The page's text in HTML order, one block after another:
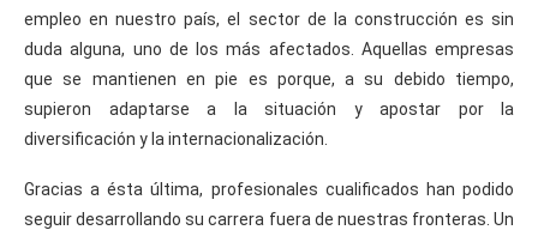
empleo en nuestro país, el sector de la construcción es sin
duda alguna, uno de los más afectados. Aquellas empresas
que se mantienen en pie es porque, a su debido tiempo,
supieron adaptarse a la situación y apostar por la
diversificación y la internacionalización.
Gracias a ésta última, profesionales cualificados han podido
seguir desarrollando su carrera fuera de nuestras fronteras. Un